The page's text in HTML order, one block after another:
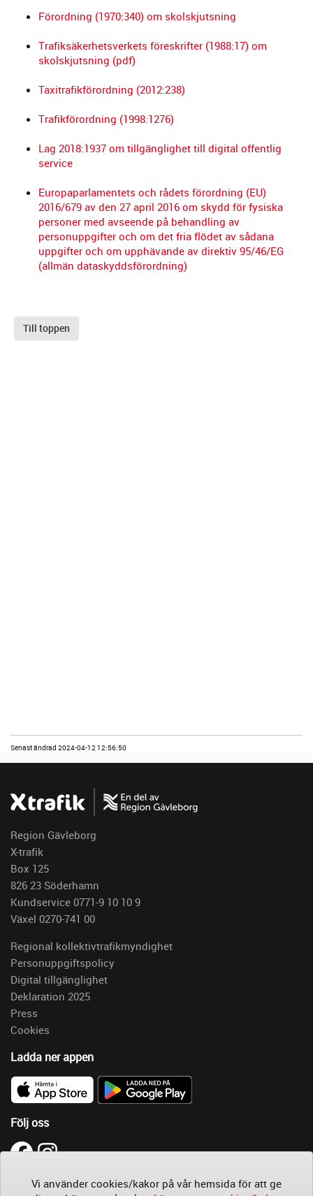
Läs
Vi använder cookies/kakor på vår hemsida för att ge
Förordning (1970:340) om skolskjutsning
Trafiksäkerhetsverkets föreskrifter (1988:17) om
skolskjutsning (pdf)
Taxitrafikförordning (2012:238)
Trafikförordning (1998:1276)
Lag 2018:1937 om tillgänglighet till digital offentlig
service
Europaparlamentets och rådets förordning (EU)
2016/679 av den 27 april 2016 om skydd för fysiska
personer med avseende på behandling av
personuppgifter och om det fria flödet av sådana
uppgifter och om upphävande av direktiv 95/46/EG
(allmän dataskyddsförordning)
Till toppen
Senast ändrad 2024-04-12 12:56:50
Region Gävleborg
X-trafik
Box 125
826 23 Söderhamn
Kundservice 0771-9 10 10 9
Växel 0270-741 00
Regional kollektivtrafikmyndighet
Personuppgiftspolicy
Digital tillgänglighet
Deklaration 2025
Press
Cookies
Ladda ner appen
Följ oss